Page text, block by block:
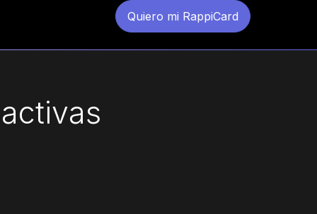
Quiero mi RappiCard